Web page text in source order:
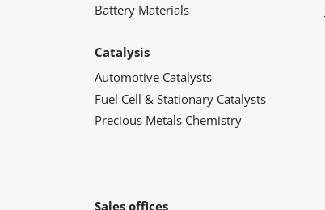
Battery Materials
Catalysis
Automotive Catalysts
Fuel Cell & Stationary Catalysts
Precious Metals Chemistry
Sales offices